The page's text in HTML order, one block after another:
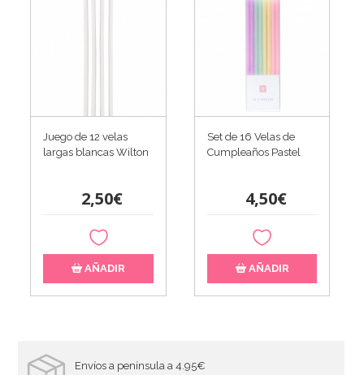
Juego de 12 velas
largas blancas Wilton
2,50€
AÑADIR
Set de 16 Velas de
Cumpleaños Pastel
4,50€
AÑADIR
Envíos a península a 4.95€